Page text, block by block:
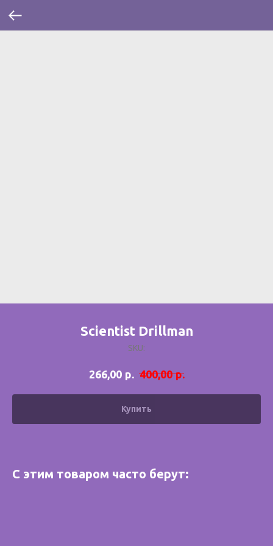
Scientist Drillman
SKU:
266,00 р. 400,00 р.
Купить
С этим товаром часто берут: